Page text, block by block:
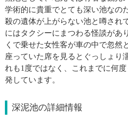
学術的に貴重でとても深い池なの
殺の遺体が上がらない池と噂され
にはタクシーにまつわる怪談があ
くで乗せた女性客が車の中で忽然
座っていた席を見るとぐっしょり
れも1度ではなく、これまでに何
発しています。
深泥池の詳細情報